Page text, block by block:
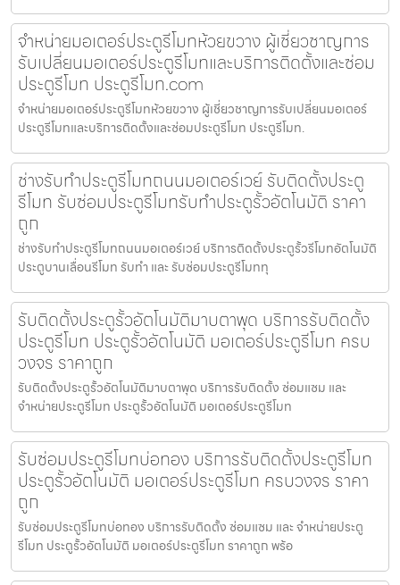
จำหน่ายมอเตอร์ประตูรีโมทห้วยขวาง ผู้เชี่ยวชาญการ
รับเปลี่ยนมอเตอร์ประตูรีโมทและบริการติดตั้งและซ่อม
ประตูรีโมท ประตูรีโมท.com
จำหน่ายมอเตอร์ประตูรีโมทห้วยขวาง ผู้เชี่ยวชาญการรับเปลี่ยนมอเตอร์
ประตูรีโมทและบริการติดตั้งและซ่อมประตูรีโมท ประตูรีโมท.
ช่างรับทำประตูรีโมทถนนมอเตอร์เวย์ รับติดตั้งประตู
รีโมท รับซ่อมประตูรีโมทรับทำประตูรั้วอัตโนมัติ ราคา
ถูก
ช่างรับทำประตูรีโมทถนนมอเตอร์เวย์ บริการติดตั้งประตูรั้วรีโมทอัตโนมัติ
ประตูบานเลื่อนรีโมท รับทำ และ รับซ่อมประตูรีโมททุ
รับติดตั้งประตูรั้วอัตโนมัติมาบตาพุด บริการรับติดตั้ง
ประตูรีโมท ประตูรั้วอัตโนมัติ มอเตอร์ประตูรีโมท ครบ
วงจร ราคาถูก
รับติดตั้งประตูรั้วอัตโนมัติมาบตาพุด บริการรับติดตั้ง ซ่อมแซม และ
จำหน่ายประตูรีโมท ประตูรั้วอัตโนมัติ มอเตอร์ประตูรีโมท
รับซ่อมประตูรีโมทบ่อทอง บริการรับติดตั้งประตูรีโมท
ประตูรั้วอัตโนมัติ มอเตอร์ประตูรีโมท ครบวงจร ราคา
ถูก
รับซ่อมประตูรีโมทบ่อทอง บริการรับติดตั้ง ซ่อมแซม และ จำหน่ายประตู
รีโมท ประตูรั้วอัตโนมัติ มอเตอร์ประตูรีโมท ราคาถูก พร้อ